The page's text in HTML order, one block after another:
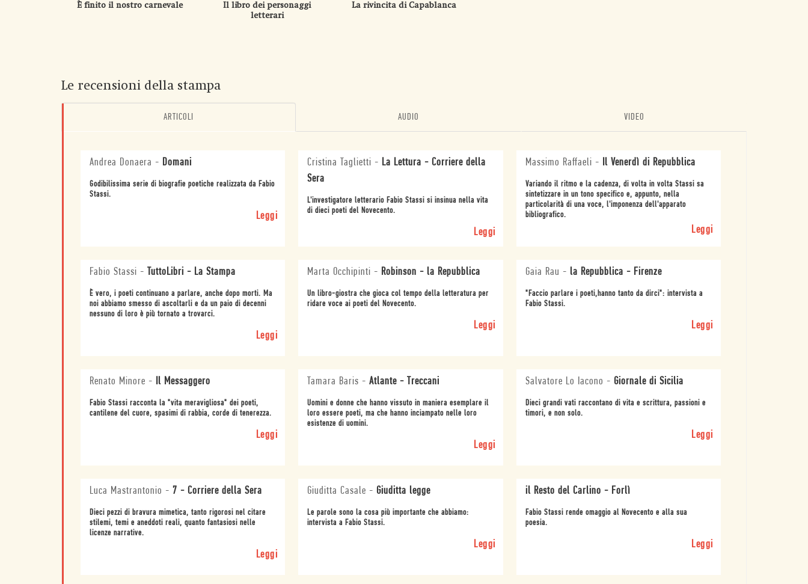
È finito il nostro carnevale
Il libro dei personaggi
letterari
La rivincita di Capablanca
Le recensioni della stampa
ARTICOLI AUDIO VIDEO
Andrea Donaera - Domani
Godibilissima serie di biografie poetiche realizzata da Fabio
Stassi.
Leggi
Cristina Taglietti - La Lettura - Corriere della
Sera
L'investigatore letterario Fabio Stassi si insinua nella vita
di dieci poeti del Novecento.
Leggi
Massimo Raffaeli - Il Venerdì di Repubblica
Variando il ritmo e la cadenza, di volta in volta Stassi sa
sintetizzare in un tono specifico e, appunto, nella
particolarità di una voce, l'imponenza dell'apparato
bibliografico.
Leggi
Fabio Stassi - TuttoLibri - La Stampa
È vero, i poeti continuano a parlare, anche dopo morti. Ma
noi abbiamo smesso di ascoltarli e da un paio di decenni
nessuno di loro è più tornato a trovarci.
Leggi
Marta Occhipinti - Robinson - la Repubblica
Un libro-giostra che gioca col tempo della letteratura per
ridare voce ai poeti del Novecento.
Leggi
Gaia Rau - la Repubblica - Firenze
"Faccio parlare i poeti,hanno tanto da dirci": intervista a
Fabio Stassi.
Leggi
Renato Minore - Il Messaggero
Fabio Stassi racconta la "vita meravigliosa" dei poeti,
cantilene del cuore, spasimi di rabbia, corde di tenerezza.
Leggi
Tamara Baris -Atlante - Treccani
Uomini e donne che hanno vissuto in maniera esemplare il
loro essere poeti, ma che hanno inciampato nelle loro
esistenze di uomini.
Leggi
Salvatore Lo Iacono - Giornale di Sicilia
Dieci grandi vati raccontano di vita e scrittura, passioni e
timori, e non solo.
Leggi
Luca Mastrantonio - 7 - Corriere della Sera
Dieci pezzi di bravura mimetica, tanto rigorosi nel citare
stilemi, temi e aneddoti reali, quanto fantasiosi nelle
licenze narrative.
Leggi
Giuditta Casale - Giuditta legge
Le parole sono la cosa più importante che abbiamo:
intervista a Fabio Stassi.
Leggi
il Resto del Carlino - Forlì
Fabio Stassi rende omaggio al Novecento e alla sua
poesia.
Leggi